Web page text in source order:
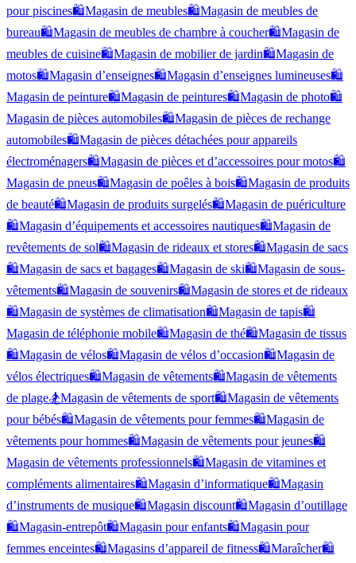
pour piscines🛍️Magasin de meubles🛍️Magasin de meubles de
bureau🛍️Magasin de meubles de chambre à coucher🛍️Magasin de
meubles de cuisine🛍️Magasin de mobilier de jardin🛍️Magasin de
motos🛍️Magasin d’enseignes🛍️Magasin d’enseignes lumineuses🛍️
Magasin de peinture🛍️Magasin de peintures🛍️Magasin de photo🛍️
Magasin de pièces automobiles🛍️Magasin de pièces de rechange
automobiles🛍️Magasin de pièces détachées pour appareils
électroménagers🛍️Magasin de pièces et d’accessoires pour motos🛍️
Magasin de pneus🛍️Magasin de poêles à bois🛍️Magasin de produits
de beauté🛍️Magasin de produits surgelés🛍️Magasin de puériculture
🛍️Magasin d’équipements et accessoires nautiques🛍️Magasin de
revêtements de sol🛍️Magasin de rideaux et stores🛍️Magasin de sacs
🛍️Magasin de sacs et bagages🛍️Magasin de ski🛍️Magasin de sous-
vêtements🛍️Magasin de souvenirs🛍️Magasin de stores et de rideaux
🛍️Magasin de systèmes de climatisation🛍️Magasin de tapis🛍️
Magasin de téléphonie mobile🛍️Magasin de thé🛍️Magasin de tissus
🛍️Magasin de vélos🛍️Magasin de vélos d’occasion🛍️Magasin de
vélos électriques🛍️Magasin de vêtements🛍️Magasin de vêtements
de plage🏂Magasin de vêtements de sport🛍️Magasin de vêtements
pour bébés🛍️Magasin de vêtements pour femmes🛍️Magasin de
vêtements pour hommes🛍️Magasin de vêtements pour jeunes🛍️
Magasin de vêtements professionnels🛍️Magasin de vitamines et
compléments alimentaires🛍️Magasin d’informatique🛍️Magasin
d’instruments de musique🛍️Magasin discount🛍️Magasin d’outillage
🛍️Magasin-entrepôt🛍️Magasin pour enfants🛍️Magasin pour
femmes enceintes🛍️Magasins d’appareil de fitness🛍️Maraîcher🛍️